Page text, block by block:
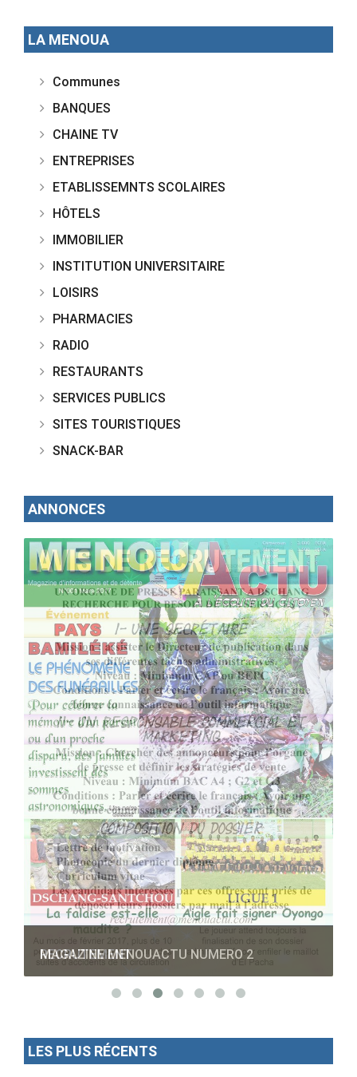
LA MENOUA
Communes
BANQUES
CHAINE TV
ENTREPRISES
ETABLISSEMNTS SCOLAIRES
HÔTELS
IMMOBILIER
INSTITUTION UNIVERSITAIRE
LOISIRS
PHARMACIES
RADIO
RESTAURANTS
SERVICES PUBLICS
SITES TOURISTIQUES
SNACK-BAR
ANNONCES
RECRUTEMENT
LES PLUS RÉCENTS